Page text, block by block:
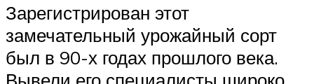
Зарегистрирован этот
замечательный урожайный сорт
был в 90-х годах прошлого века.